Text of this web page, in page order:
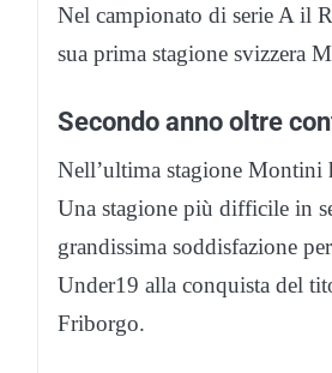
Nel campionato di serie A il
sua prima stagione svizzera
Secondo anno oltre
Nell’ultima stagione Montini
Una stagione più difficile in
grandissima soddisfazione
Under19 alla conquista del
Friborgo.